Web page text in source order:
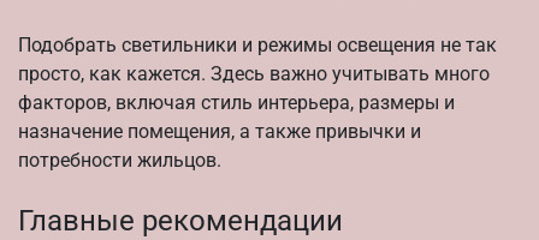
Подобрать светильники и режимы освещения не так
просто, как кажется. Здесь важно учитывать много
факторов, включая стиль интерьера, размеры и
назначение помещения, а также привычки и
потребности жильцов.
Главные рекомендации